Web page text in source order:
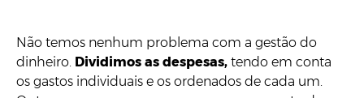
Não temos nenhum problema com a gestão do
dinheiro. Dividimos as despesas, tendo em conta
os gastos individuais e os ordenados de cada um.